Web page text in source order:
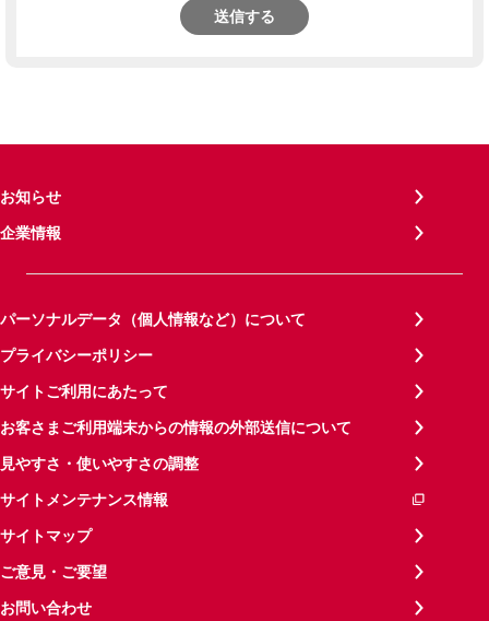
送信する
お知らせ
企業情報
パーソナルデータ（個人情報など）について
プライバシーポリシー
サイトご利用にあたって
お客さまご利用端末からの情報の外部送信について
見やすさ・使いやすさの調整
サイトメンテナンス情報
サイトマップ
ご意見・ご要望
お問い合わせ